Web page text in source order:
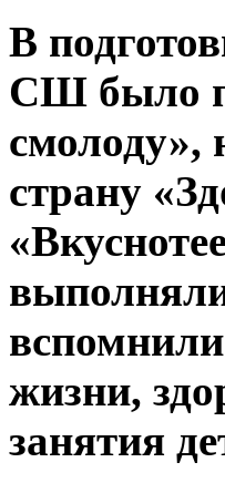
В
СШ было
смолоду»,
страну
жизни,
занятия